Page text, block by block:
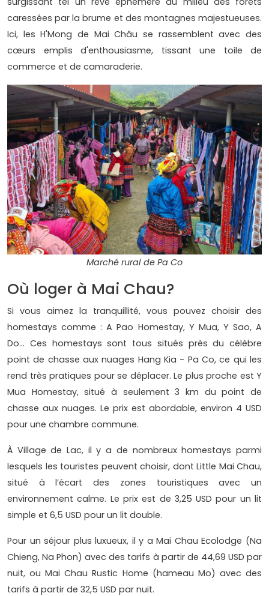
caressées par la brume et des montagnes majestueuses.
Ici, les H'Mong de Mai Châu se rassemblent avec des
cœurs emplis d'enthousiasme, tissant une toile de
commerce et de camaraderie.
Marché rural de Pa Co
Où loger à Mai Chau?
Si vous aimez la tranquillité, vous pouvez choisir des
homestays comme : A Pao Homestay, Y Mua, Y Sao, A
Do... Ces homestays sont tous situés près du célèbre
point de chasse aux nuages Hang Kia - Pa Co, ce qui les
rend très pratiques pour se déplacer. Le plus proche est Y
Mua Homestay, situé à seulement 3 km du point de
chasse aux nuages. Le prix est abordable, environ 4 USD
pour une chambre commune.
À Village de Lac, il y a de nombreux homestays parmi
lesquels les touristes peuvent choisir, dont Little Mai Chau,
situé à l’écart des zones touristiques avec un
environnement calme. Le prix est de 3,25 USD pour un lit
simple et 6,5 USD pour un lit double.
Pour un séjour plus luxueux, il y a Mai Chau Ecolodge (Na
Chieng, Na Phon) avec des tarifs à partir de 44,69 USD par
nuit, ou Mai Chau Rustic Home (hameau Mo) avec des
tarifs à partir de 32,5 USD par nuit.